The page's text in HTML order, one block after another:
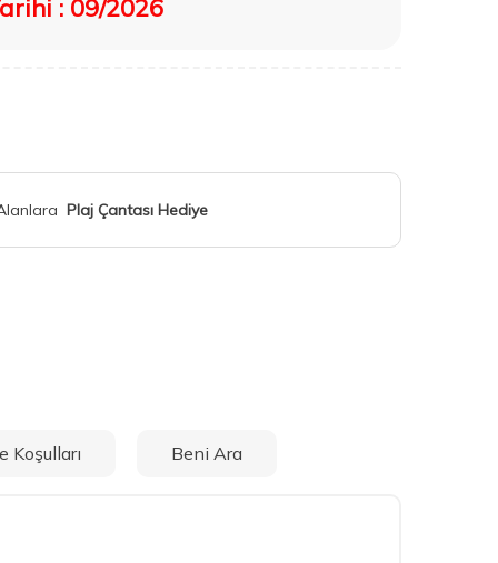
: 09/2026
Plaj Çantası Hediye
Koşulları Beni Ara